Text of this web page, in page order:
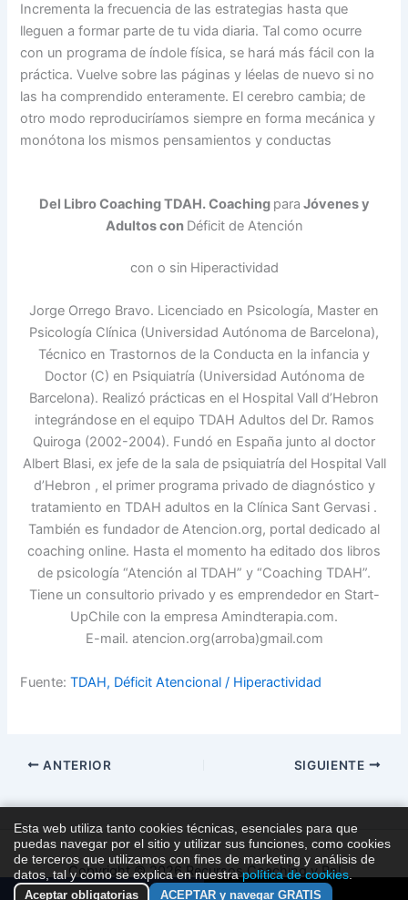
Incrementa la frecuencia de las estrategias hasta que
lleguen a formar parte de tu vida diaria. Tal como ocurre
con un programa de índole física, se hará más fácil con la
práctica. Vuelve sobre las páginas y léelas de nuevo si no
las ha comprendido enteramente. El cerebro cambia; de
otro modo reproduciríamos siempre en forma mecánica y
monótona los mismos pensamientos y conductas
Del Libro Coaching TDAH. Coaching para Jóvenes y
Adultos con Déficit de Atención
con o sin Hiperactividad
Jorge Orrego Bravo. Licenciado en Psicología, Master en
Psicología Clínica (Universidad Autónoma de Barcelona),
Técnico en Trastornos de la Conducta en la infancia y
Doctor (C) en Psiquiatría (Universidad Autónoma de
Barcelona). Realizó prácticas en el Hospital Vall d’Hebron
integrándose en el equipo TDAH Adultos del Dr. Ramos
Quiroga (2002-2004). Fundó en España junto al doctor
Albert Blasi, ex jefe de la sala de psiquiatría del Hospital Vall
d’Hebron , el primer programa privado de diagnóstico y
tratamiento en TDAH adultos en la Clínica Sant Gervasi .
También es fundador de Atencion.org, portal dedicado al
coaching online. Hasta el momento ha editado dos libros
de psicología “Atención al TDAH” y “Coaching TDAH”.
Tiene un consultorio privado y es emprendedor en Start-
UpChile con la empresa Amindterapia.com.
E-mail. atencion.org(arroba)gmail.com
Fuente:TDAH, Déficit Atencional / Hiperactividad
ANTERIOR SIGUIENTE
Copyright © 2026 Recursos Coaching y Pnl
Esta web utiliza tanto cookies técnicas, esenciales para que
puedas navegar por el sitio y utilizar sus funciones, como cookies
de terceros que utilizamos con fines de marketing y análisis de
datos, tal y como se explica en nuestrapolítica de cookies.
Aceptar obligatorias ACEPTAR y navegar GRATIS